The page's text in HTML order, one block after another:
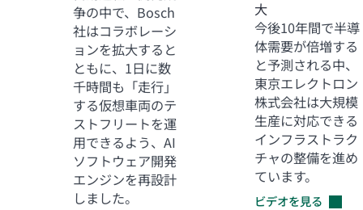
争の中で、Bosch
社はコラボレーシ
ョンを拡大すると
ともに、1日に数
千時間も「走行」
する仮想車両のテ
ストフリートを運
用できるよう、AI
ソフトウェア開発
エンジンを再設計
しました。
大
今後10年間で半導
体需要が倍増する
と予測される中、
東京エレクトロン
株式会社は大規模
生産に対応できる
インフラストラク
チャの整備を進め
ています。
ビデオを見る